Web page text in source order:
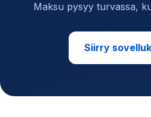
Maksu pysyy turvassa,
Siirry